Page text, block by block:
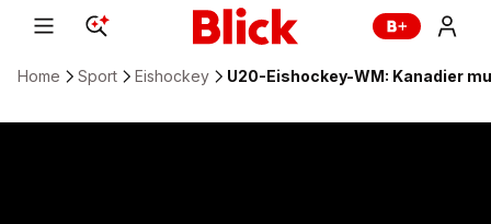
Home Sport Eishockey U20-Eishockey-WM: Kanadier